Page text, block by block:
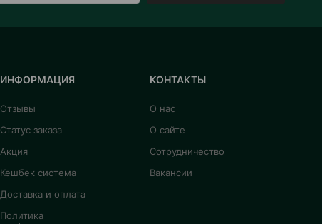
ИНФОРМАЦИЯ
Отзывы
Статус заказа
Акция
Кешбек система
Доставка и оплата
Политика
КОНТАКТЫ
О нас
О сайте
Сотрудничество
Вакансии